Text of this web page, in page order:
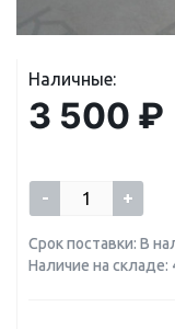
Наличные:
3 500 ₽
- +
Срок поставки: В
Наличие на складе: